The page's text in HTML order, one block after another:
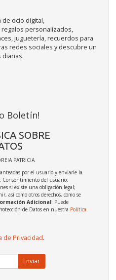
de ocio digital,
personalizados,
juguetería, recuerdos para
redes sociales y descubre un
diarias.
Boletín!
SOBRE
PATRICIA
por el usuario y enviarle la
: Consentimiento del usuario;
si existe una obligación legal;
así como otros derechos, como se
Adicional: Puede
de Datos en nuestra Política
de Privacidad.
Enviar